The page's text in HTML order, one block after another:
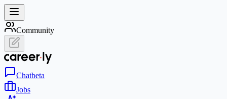
Community
Chatbeta
Jobs